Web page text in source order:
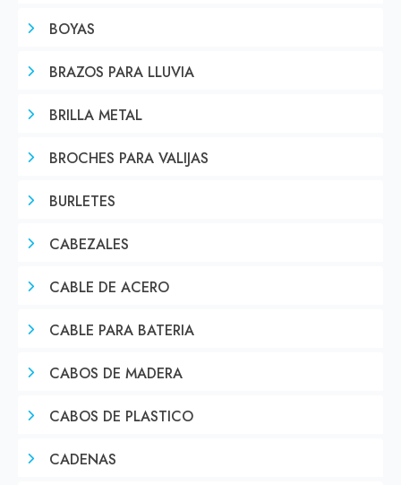
BOYAS
BRAZOS PARA LLUVIA
BRILLA METAL
BROCHES PARA VALIJAS
BURLETES
CABEZALES
CABLE DE ACERO
CABLE PARA BATERIA
CABOS DE MADERA
CABOS DE PLASTICO
CADENAS